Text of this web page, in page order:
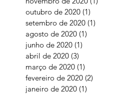
outubro de 2020 (1)
setembro de 2020 (1)
agosto de 2020 (1)
junho de 2020 (1)
abril de 2020 (3)
março de 2020 (1)
fevereiro de 2020 (2)
janeiro de 2020 (1)